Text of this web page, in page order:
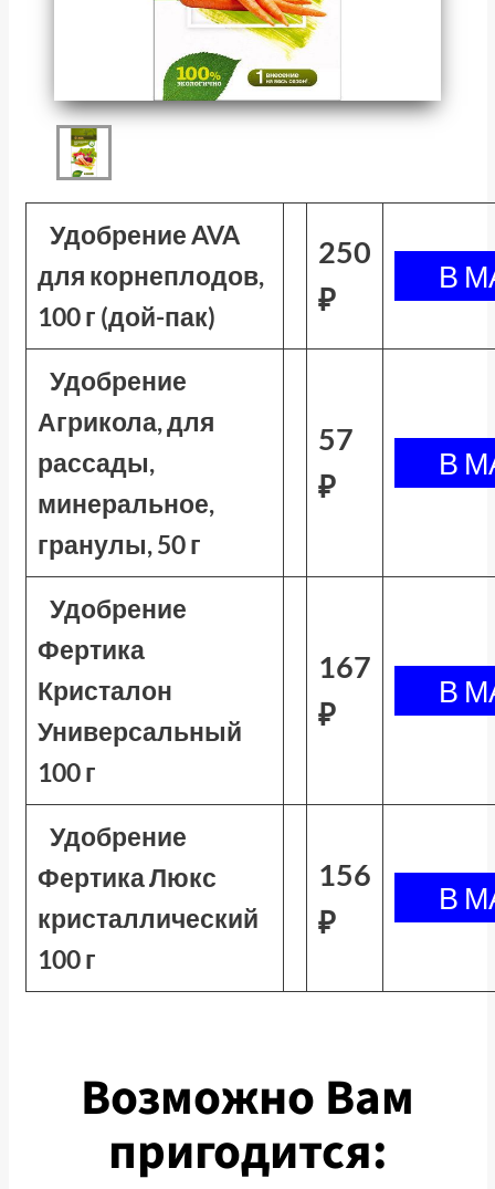
Удобрение AVA
для корнеплодов,
100 г (дой-пак)
250
₽
Удобрение
Агрикола, для
рассады,
минеральное,
гранулы, 50 г
57
₽
Удобрение
Фертика
Кристалон
Универсальный
100 г
167
₽
Удобрение
Фертика Люкс
кристаллический
100 г
156
₽
Возможно Вам
пригодится: